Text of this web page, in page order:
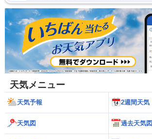
天気メニュー
天気予報 2週間天気
天気図 過去天気図